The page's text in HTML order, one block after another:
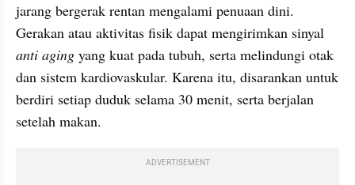
jarang bergerak rentan mengalami penuaan dini.
Gerakan atau aktivitas fisik dapat mengirimkan sinyal
anti aging yang kuat pada tubuh, serta melindungi otak
dan sistem kardiovaskular. Karena itu, disarankan untuk
berdiri setiap duduk selama 30 menit, serta berjalan
setelah makan.
ADVERTISEMENT